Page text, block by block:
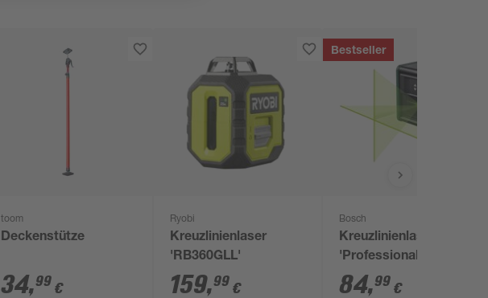
toom
Deckenstütze
34,99 €
Ryobi
Kreuzlinienlaser
'RB360GLL'
159,99 €
Bestseller
Bosch
Kreuzlinienlaser
'Professional Quigo
Green II' mit
84,99 €